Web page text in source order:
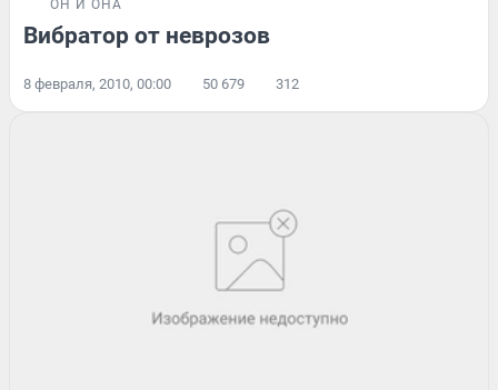
ОН И ОНА
Вибратор от неврозов
8 февраля, 2010, 00:00 50 679 312